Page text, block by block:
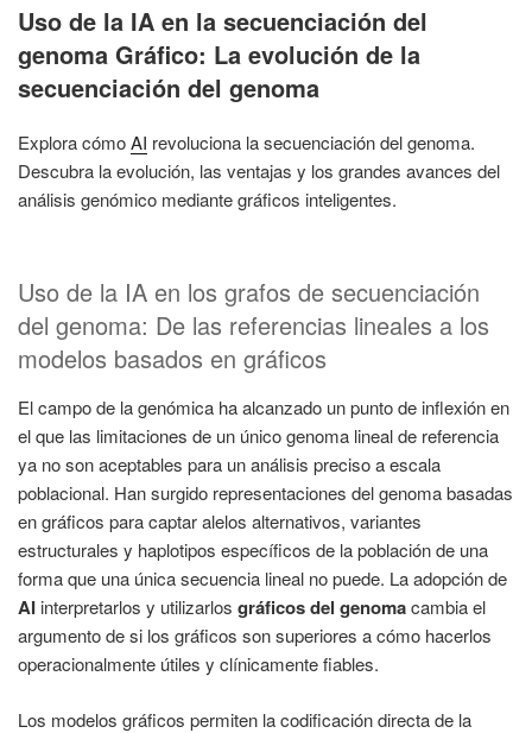
EL
Uso de la IA en la secuenciación del
genoma Gráfico: La evolución de la
secuenciación del genoma
Explora cómoAI revoluciona la secuenciación del genoma.
Descubra la evolución, las ventajas y los grandes avances del
análisis genómico mediante gráficos inteligentes.
Uso de la IA en los grafos de secuenciación
del genoma: De las referencias lineales a los
modelos basados en gráficos
El campo de la genómica ha alcanzado un punto de inflexión en
el que las limitaciones de un único genoma lineal de referencia
ya no son aceptables para un análisis preciso a escala
poblacional. Han surgido representaciones del genoma basadas
en gráficos para captar alelos alternativos, variantes
estructurales y haplotipos específicos de la población de una
forma que una única secuencia lineal no puede. La adopción de
AI interpretarlos y utilizarlos gráficos del genomacambia el
argumento de si los gráficos son superiores a cómo hacerlos
operacionalmente útiles y clínicamente fiables.
Los modelos gráficos permiten la codificación directa de la